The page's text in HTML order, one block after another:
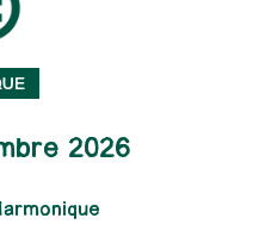
2026